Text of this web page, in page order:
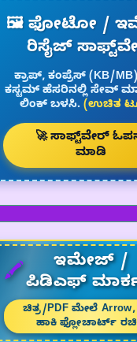
🖼️ ಫೋಟೋ /
ರಿಸೈಜ್
ಕ್ರಾಪ್, ಕಂಪ್ರೆಸ್ (KB/
ಕಸ್ಟಮ್ ಹೆಸರಿನಲ್ಲಿ ಸೇವ್
ಲಿಂಕ್ ಬಳಸಿ. (ಉಚಿತ
🚀 ಸಾಫ್ಟ್‌ವೇರ್
ಮಾಡಿ
🖍️
ಇಮೇಜ್ /
ಪಿಡಿಎಫ್
ಚಿತ್ರ/PDF ಮೇಲೆ Arrow,
ಹಾಕಿ ಫ್ಲೋಚಾರ್ಟ್